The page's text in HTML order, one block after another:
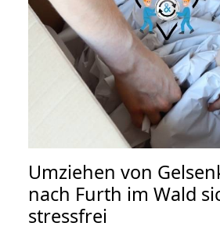
Umziehen von
nach Furth im Wald
stressfrei